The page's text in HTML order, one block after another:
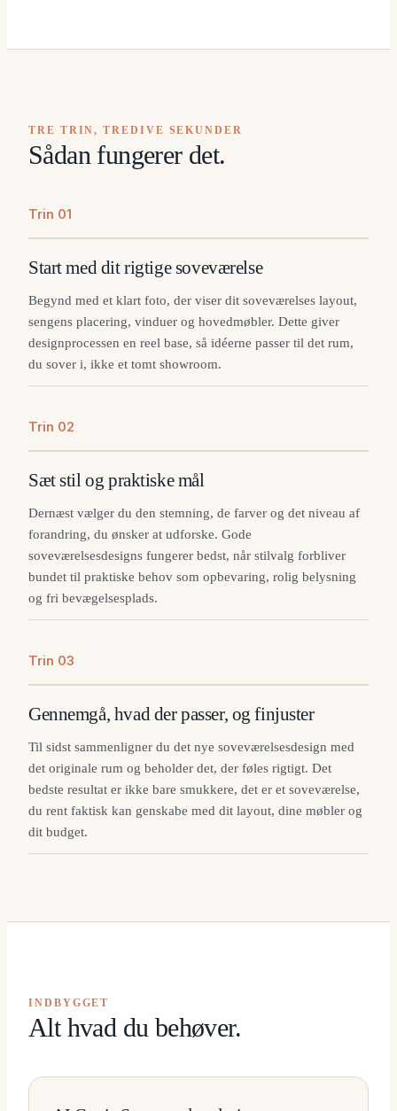
TRE TRIN, TREDIVE SEKUNDER
Sådan fungerer det.
Trin 01
Start med dit rigtige soveværelse
Begynd med et klart foto, der viser dit soveværelses layout,
sengens placering, vinduer og hovedmøbler. Dette giver
designprocessen en reel base, så idéerne passer til det rum,
du sover i, ikke et tomt showroom.
Trin 02
Sæt stil og praktiske mål
Dernæst vælger du den stemning, de farver og det niveau af
forandring, du ønsker at udforske. Gode
soveværelsesdesigns fungerer bedst, når stilvalg forbliver
bundet til praktiske behov som opbevaring, rolig belysning
og fri bevægelsesplads.
Trin 03
Gennemgå, hvad der passer, og finjuster
Til sidst sammenligner du det nye soveværelsesdesign med
det originale rum og beholder det, der føles rigtigt. Det
bedste resultat er ikke bare smukkere, det er et soveværelse,
du rent faktisk kan genskabe med dit layout, dine møbler og
dit budget.
INDBYGGET
Alt hvad du behøver.